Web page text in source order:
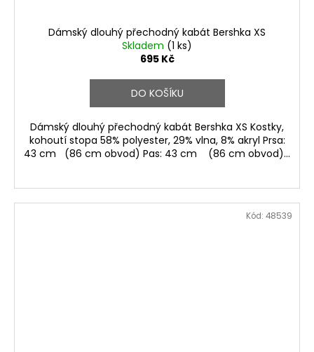
Dámský dlouhý přechodný kabát Bershka XS
Skladem (1 ks)
695 Kč
DO KOŠÍKU
Dámský dlouhý přechodný kabát Bershka XS Kostky,
kohoutí stopa 58% polyester, 29% vlna, 8% akryl Prsa:
43 cm (86 cm obvod) Pas: 43 cm (86 cm obvod)...
Kód: 48539